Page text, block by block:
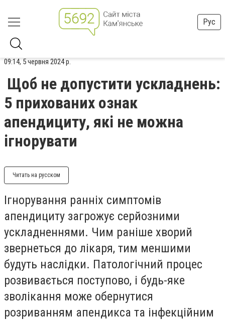
Рус
09:14, 5 червня 2024 р.
Щоб не допустити ускладнень:
5 прихованих ознак
апендициту, які не можна
ігнорувати
Читать на русском
Ігнорування ранніх симптомів
апендициту загрожує серйозними
ускладненнями. Чим раніше хворий
звернеться до лікаря, тим меншими
будуть наслідки. Патологічний процес
розвивається поступово, і будь-яке
зволікання може обернутися
розриванням апендикса та інфекційним